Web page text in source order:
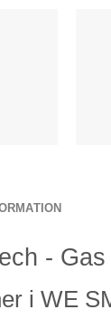
-
i WE